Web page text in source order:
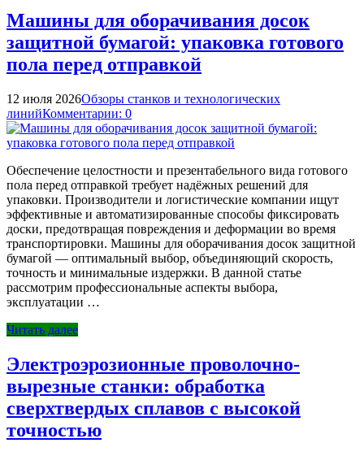
Машины для оборачивания досок
защитной бумагой: упаковка готового
пола перед отправкой
12 июля 2026Обзоры станков и технологических
линийКомментарии: 0
Обеспечение целостности и презентабельного вида готового
пола перед отправкой требует надёжных решений для
упаковки. Производители и логистические компании ищут
эффективные и автоматизированные способы фиксировать
доски, предотвращая повреждения и деформации во время
транспортировки. Машины для оборачивания досок защитной
бумагой — оптимальный выбор, объединяющий скорость,
точность и минимальные издержки. В данной статье
рассмотрим профессиональные аспекты выбора,
эксплуатации …
Читать далее
Электроэрозионные проволочно-
вырезные станки: обработка
сверхтвердых сплавов с высокой
точностью